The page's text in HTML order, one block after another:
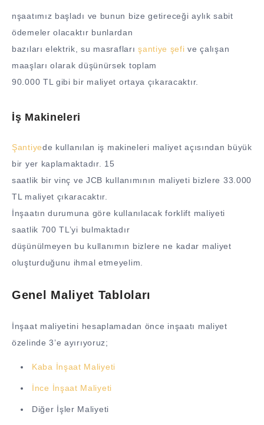
nşaatımız başladı ve bunun bize getireceği aylık sabit
ödemeler olacaktır bunlardan
bazıları elektrik, su masraflarışantiye şefi ve çalışan
maaşları olarak düşünürsek toplam
90.000 TL gibi bir maliyet ortaya çıkaracaktır.
İş Makineleri
Şantiyede kullanılan iş makineleri maliyet açısından büyük
bir yer kaplamaktadır. 15
saatlik bir vinç ve JCB kullanımının maliyeti bizlere 33.000
TL maliyet çıkaracaktır.
İnşaatın durumuna göre kullanılacak forklift maliyeti
saatlik 700 TL’yi bulmaktadır
düşünülmeyen bu kullanımın bizlere ne kadar maliyet
oluşturduğunu ihmal etmeyelim.
Genel Maliyet Tabloları
İnşaat maliyetini hesaplamadan önce inşaatı maliyet
özelinde 3’e ayırıyoruz;
Kaba İnşaat Maliyeti
İnce İnşaat Maliyeti
Diğer İşler Maliyeti